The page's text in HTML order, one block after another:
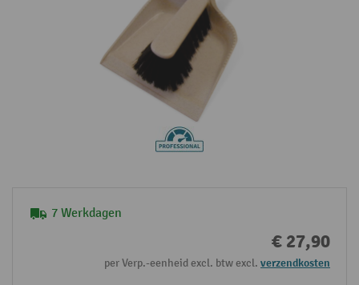
7 Werkdagen
€ 27,90
per Verp.-eenheid excl. btw excl. verzendkosten